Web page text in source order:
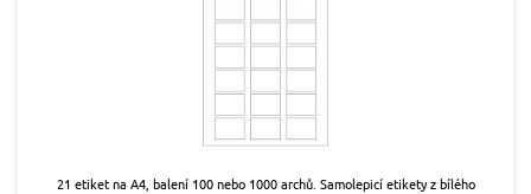
21 etiket na A4, balení 100 nebo 1000 archů. Samolepicí etikety z bílého